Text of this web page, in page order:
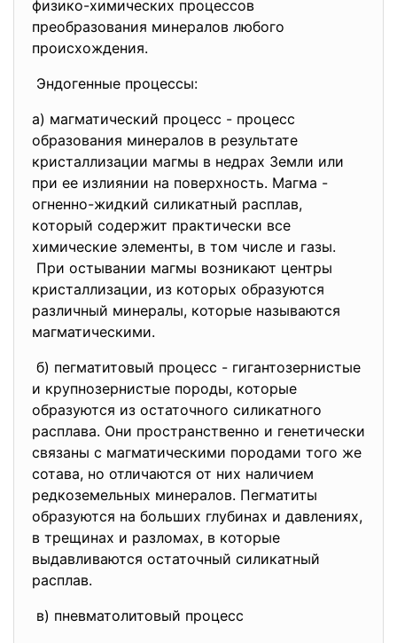
физико-химических процессов
преобразования минералов любого
происхождения.
Эндогенные процессы:
а) магматический процесс - процесс
образования минералов в результате
кристаллизации магмы в недрах Земли или
при ее излиянии на поверхность. Магма -
огненно-жидкий силикатный расплав,
который содержит практически все
химические элементы, в том числе и газы.
При остывании магмы возникают центры
кристаллизации, из которых образуются
различный минералы, которые называются
магматическими.
б) пегматитовый процесс - гигантозернистые
и крупнозернистые породы, которые
образуются из остаточного силикатного
расплава. Они пространственно и генетически
связаны с магматическими породами того же
сотава, но отличаются от них наличием
редкоземельных минералов. Пегматиты
образуются на больших глубинах и давлениях,
в трещинах и разломах, в которые
выдавливаются остаточный силикатный
расплав.
в) пневматолитовый процесс